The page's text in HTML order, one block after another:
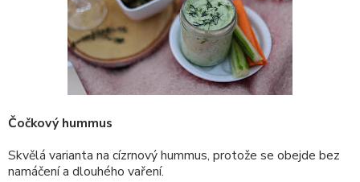
Čočkový hummus
Skvělá varianta na cízrnový hummus, protože se obejde bez
namáčení a dlouhého vaření.